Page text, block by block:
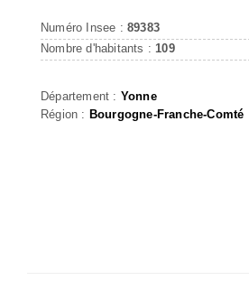
Numéro Insee : 89383
Nombre d'habitants : 109
Département : Yonne
Région : Bourgogne-Franche-Comté